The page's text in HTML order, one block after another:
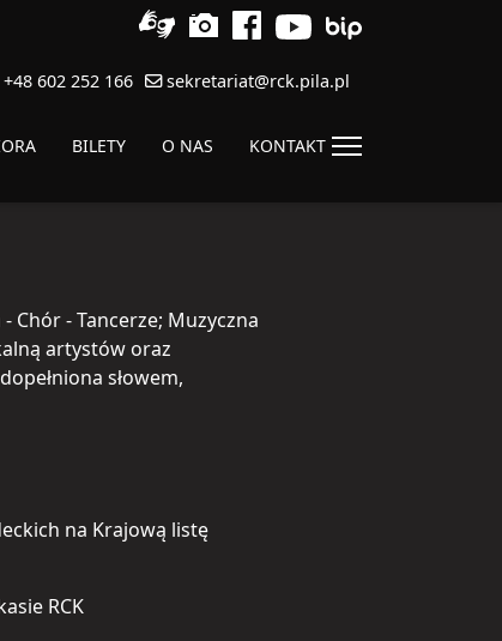
+48 602 252 166 sekretariat@rck.pila.pl
BILETY O NAS KONTAKT
Chór - Tancerze; Muzyczna
artystów oraz
słowem,
na Krajową listę
RCK